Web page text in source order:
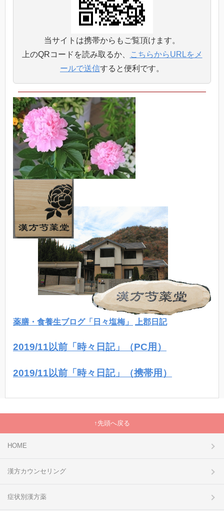
当サイトは携帯からもご覧頂けます。
上のQRコードを読み取るか、
こちらからURLをメ
ールで送信すると便利です。
薬膳・食養生ブログ「日々塩梅」 上郡日記
2019/11以前「時々日記」（PC用）
2019/11以前「時々日記」（携帯用）
先頭へ戻る
HOME
漢方カウンセリング
症状別漢方薬